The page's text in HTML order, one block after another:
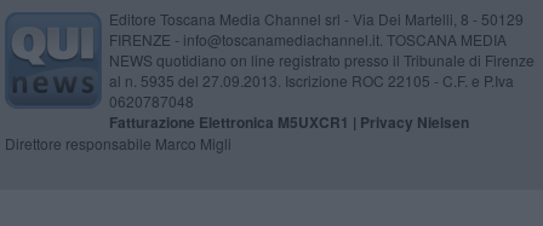
Editore Toscana Media Channel srl - Via Dei Martelli, 8 - 50129
FIRENZE - info@toscanamediachannel.it. TOSCANA MEDIA
NEWS quotidiano on line registrato presso il Tribunale di Firenze
al n. 5935 del 27.09.2013. Iscrizione ROC 22105 - C.F. e P.Iva
0620787048
Fatturazione Elettronica M5UXCR1 | Privacy Nielsen
Direttore responsabile Marco Migli